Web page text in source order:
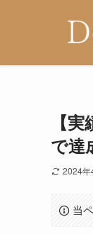
【
で達
2024年
当